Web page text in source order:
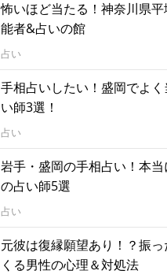
怖いほど当たる！神奈川県
能者&占いの館
占い
手相占いしたい！盛岡でよ
い師3選！
占い
岩手・盛岡の手相占い！本
の占い師5選
占い
元彼は復縁願望あり！？振
くる男性の心理＆対処法